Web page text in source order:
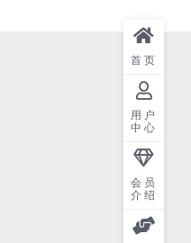
首页
用户
中心
会员
介绍